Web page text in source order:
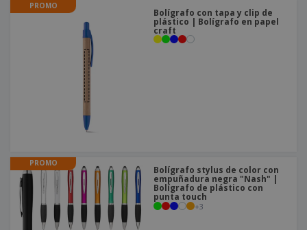
PROMO
Bolígrafo con tapa y clip de
plástico | Bolígrafo en papel
craft
PROMO
Bolígrafo stylus de color con
empuñadura negra "Nash" |
Bolígrafo de plástico con
punta touch
+3